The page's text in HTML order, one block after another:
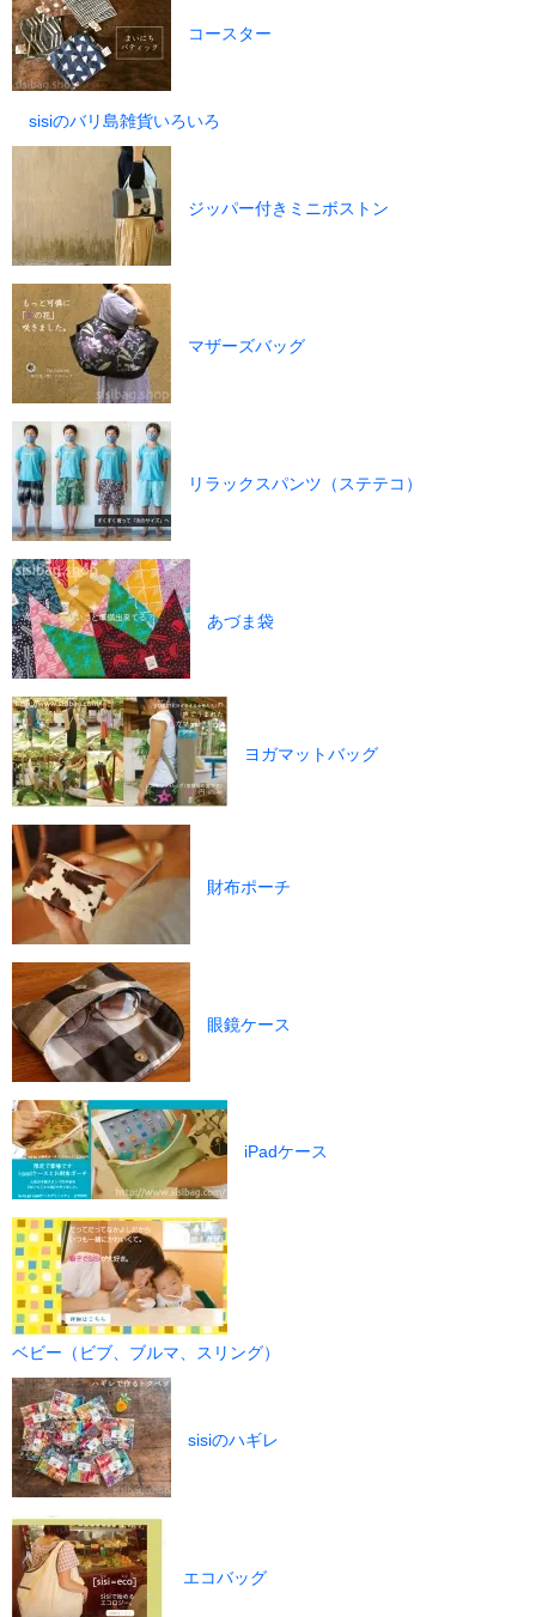
コースター
sisiのバリ島雑貨いろいろ
ジッパー付きミニボストン
マザーズバッグ
リラックスパンツ（ステテコ）
あづま袋
ヨガマットバッグ
財布ポーチ
眼鏡ケース
iPadケース
ベビー（ビブ、ブルマ、スリング）
sisiのハギレ
エコバッグ